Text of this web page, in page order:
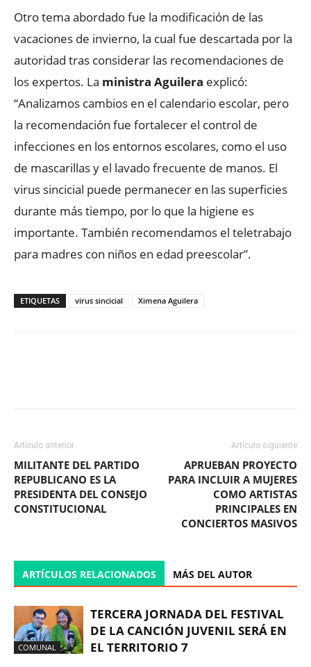
Otro tema abordado fue la modificación de las
vacaciones de invierno, la cual fue descartada por la
autoridad tras considerar las recomendaciones de
los expertos. La ministra Aguilera explicó:
“Analizamos cambios en el calendario escolar, pero
la recomendación fue fortalecer el control de
infecciones en los entornos escolares, como el uso
de mascarillas y el lavado frecuente de manos. El
virus sincicial puede permanecer en las superficies
durante más tiempo, por lo que la higiene es
importante. También recomendamos el teletrabajo
para madres con niños en edad preescolar”.
ETIQUETAS virus sincicial Ximena Aguilera
Artículo anterior
MILITANTE DEL PARTIDO
REPUBLICANO ES LA
PRESIDENTA DEL CONSEJO
CONSTITUCIONAL
Artículo siguiente
APRUEBAN PROYECTO
PARA INCLUIR A MUJERES
COMO ARTISTAS
PRINCIPALES EN
CONCIERTOS MASIVOS
ARTÍCULOS RELACIONADOS MÁS DEL AUTOR
COMUNAL
TERCERA JORNADA DEL FESTIVAL
DE LA CANCIÓN JUVENIL SERÁ EN
EL TERRITORIO 7